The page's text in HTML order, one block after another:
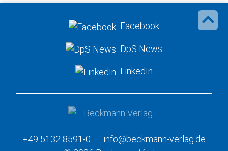
Facebook
DpS News
LinkedIn
+49 5132 8591-0
info@beckmann-verlag.de